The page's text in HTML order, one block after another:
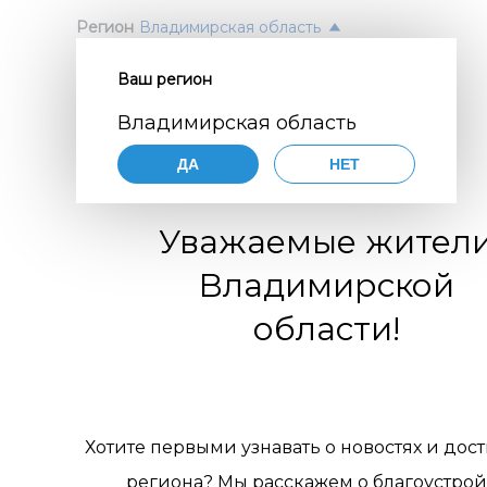
Регион Владимирская область
Ваш регион
Владимирская область
ДА НЕТ
Уважаемые
Владимирской
области!
Хотите первыми узнавать о новостях и
региона? Мы расскажем о
Нажимая
по
Цели
1.